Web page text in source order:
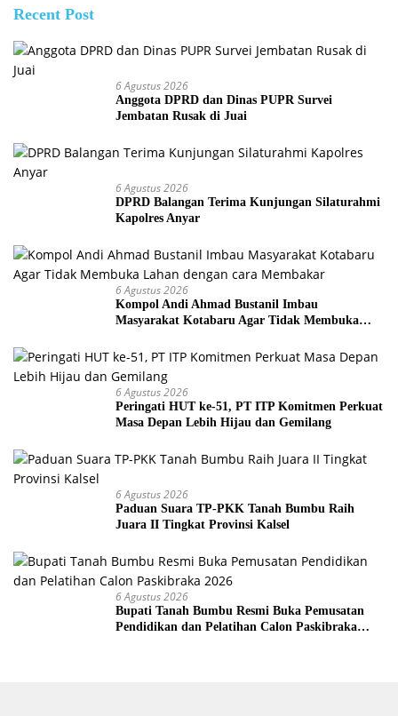
Recent Post
6 Agustus 2026
Anggota DPRD dan Dinas PUPR Survei
Jembatan Rusak di Juai
6 Agustus 2026
DPRD Balangan Terima Kunjungan Silaturahmi
Kapolres Anyar
6 Agustus 2026
Kompol Andi Ahmad Bustanil Imbau
Masyarakat Kotabaru Agar Tidak Membuka
6 Agustus 2026
Peringati HUT ke-51, PT ITP Komitmen Perkuat
Masa Depan Lebih Hijau dan Gemilang
6 Agustus 2026
Paduan Suara TP-PKK Tanah Bumbu Raih
Juara II Tingkat Provinsi Kalsel
6 Agustus 2026
Bupati Tanah Bumbu Resmi Buka Pemusatan
Pendidikan dan Pelatihan Calon Paskibraka